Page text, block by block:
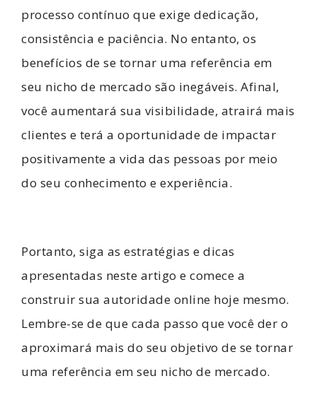
processo contínuo que exige dedicação,
consistência e paciência. No entanto, os
benefícios de se tornar uma referência em
seu nicho de mercado são inegáveis. Afinal,
você aumentará sua visibilidade, atrairá mais
clientes e terá a oportunidade de impactar
positivamente a vida das pessoas por meio
do seu conhecimento e experiência.
Portanto, siga as estratégias e dicas
apresentadas neste artigo e comece a
construir sua autoridade online hoje mesmo.
Lembre-se de que cada passo que você der o
aproximará mais do seu objetivo de se tornar
uma referência em seu nicho de mercado.